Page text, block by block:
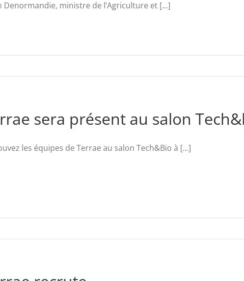
Denormandie, ministre de l’Agriculture et [...]
sera présent au salon
les équipes de Terrae au salon Tech&Bio à [...]